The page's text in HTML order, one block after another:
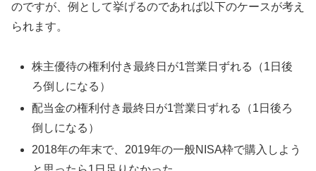
のですが、例として挙げるのであれば以下のケースが考え
られます。
株主優待の権利付き最終日が1営業日ずれる（1日後
ろ倒しになる）
配当金の権利付き最終日が1営業日ずれる（1日後ろ
倒しになる）
2018年の年末で、2019年の一般NISA枠で購入しよう